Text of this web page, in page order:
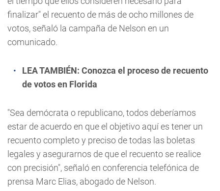
finalizar" el recuento de más de ocho millones de
votos, señaló la campaña de Nelson en un
comunicado.
LEA TAMBIÉN: Conozca el proceso de recuento
de votos en Florida
"Sea demócrata o republicano, todos deberíamos
estar de acuerdo en que el objetivo aquí es tener un
recuento completo y preciso de todas las boletas
legales y asegurarnos de que el recuento se realice
con precisión", señaló en conferencia telefónica de
prensa Marc Elias, abogado de Nelson.